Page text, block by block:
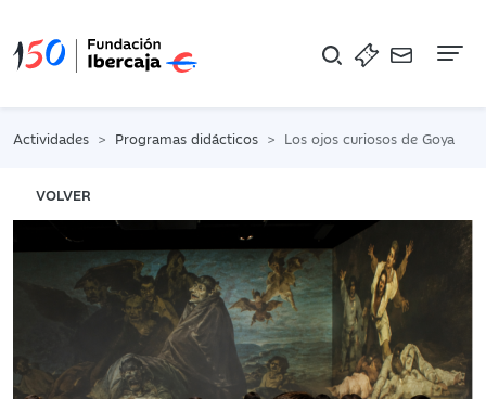
Actividades Programas didácticos Los ojos curiosos de Goya
VOLVER